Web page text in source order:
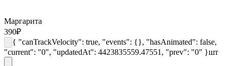
Маргарита
390₽
{ "canTrackVelocity": true, "events": {}, "hasAnimated": false,
"current": "0", "updatedAt": 4423835559.47551, "prev": "0" }шт